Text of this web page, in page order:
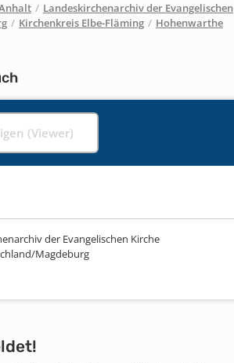
/ Landeskirchenarchiv der Evangelischen
/ Kirchenkreis Elbe-Fläming / Hohenwarthe
(Viewer)
der Evangelischen Kirche
Magdeburg